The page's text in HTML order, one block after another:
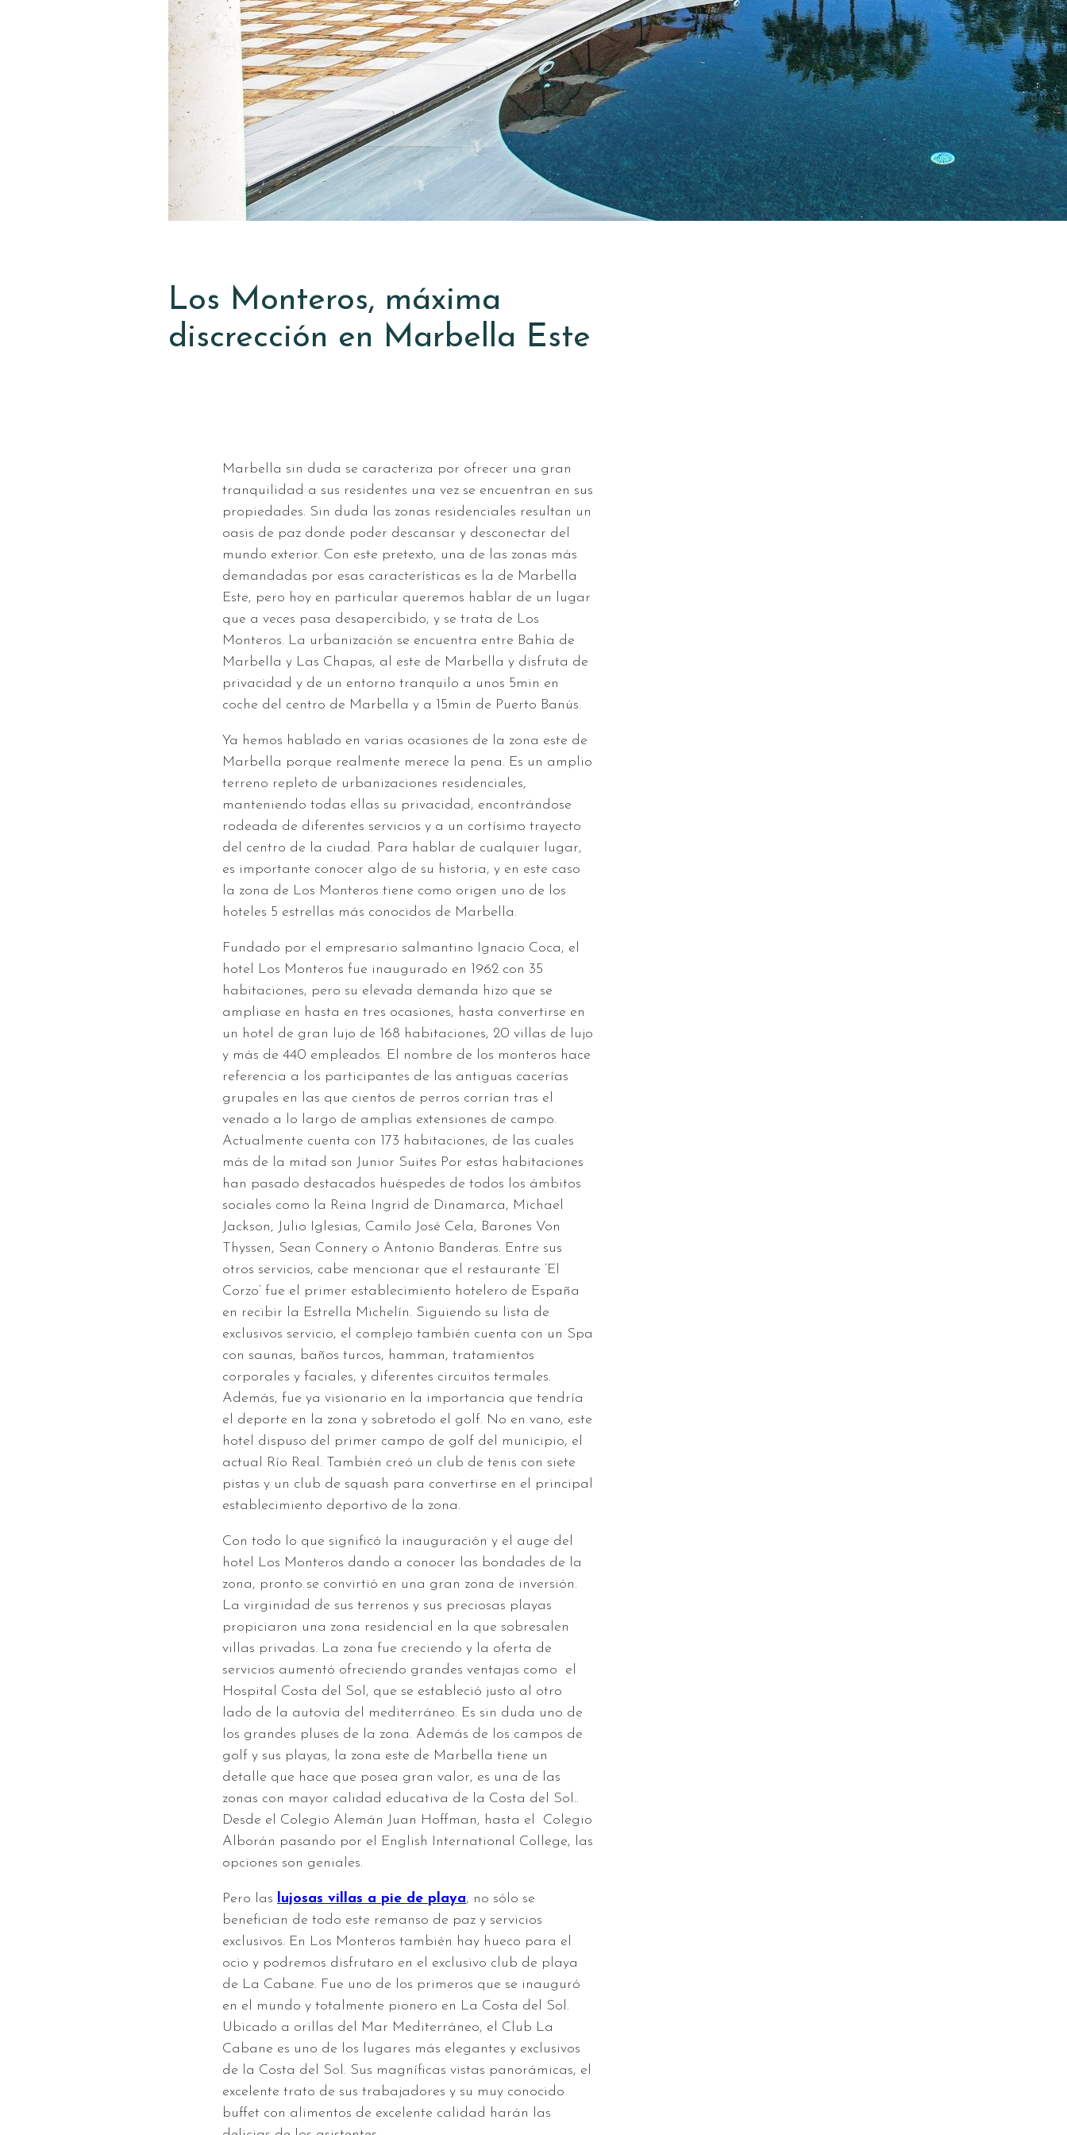
Los Monteros, máxima
discrección en Marbella Este
Marbella sin duda se caracteriza por ofrecer una gran
tranquilidad a sus residentes una vez se encuentran en sus
propiedades. Sin duda las zonas residenciales resultan un
oasis de paz donde poder descansar y desconectar del
mundo exterior. Con este pretexto, una de las zonas más
demandadas por esas características es la de Marbella
Este, pero hoy en particular queremos hablar de un lugar
que a veces pasa desapercibido, y se trata de Los
Monteros. La urbanización se encuentra entre Bahía de
Marbella y Las Chapas, al este de Marbella y disfruta de
privacidad y de un entorno tranquilo a unos 5min en
coche del centro de Marbella y a 15min de Puerto Banús.
Ya hemos hablado en varias ocasiones de la zona este de
Marbella porque realmente merece la pena. Es un amplio
terreno repleto de urbanizaciones residenciales,
manteniendo todas ellas su privacidad, encontrándose
rodeada de diferentes servicios y a un cortísimo trayecto
del centro de la ciudad. Para hablar de cualquier lugar,
es importante conocer algo de su historia, y en este caso
la zona de Los Monteros tiene como origen uno de los
hoteles 5 estrellas más conocidos de Marbella.
Fundado por el empresario salmantino Ignacio Coca, el
hotel Los Monteros fue inaugurado en 1962 con 35
habitaciones, pero su elevada demanda hizo que se
ampliase en hasta en tres ocasiones, hasta convertirse en
un hotel de gran lujo de 168 habitaciones, 20 villas de lujo
y más de 440 empleados. El nombre de los monteros hace
referencia a los participantes de las antiguas cacerías
grupales en las que cientos de perros corrían tras el
venado a lo largo de amplias extensiones de campo.
Actualmente cuenta con 173 habitaciones, de las cuales
más de la mitad son Junior Suites Por estas habitaciones
han pasado destacados huéspedes de todos los ámbitos
sociales como la Reina Ingrid de Dinamarca, Michael
Jackson, Julio Iglesias, Camilo José Cela, Barones Von
Thyssen, Sean Connery o Antonio Banderas. Entre sus
otros servicios, cabe mencionar que el restaurante ‘El
Corzo’ fue el primer establecimiento hotelero de España
en recibir la Estrella Michelín. Siguiendo su lista de
exclusivos servicio, el complejo también cuenta con un Spa
con saunas, baños turcos, hamman, tratamientos
corporales y faciales, y diferentes circuitos termales.
Además, fue ya visionario en la importancia que tendría
el deporte en la zona y sobretodo el golf. No en vano, este
hotel dispuso del primer campo de golf del municipio, el
actual Río Real. También creó un club de tenis con siete
pistas y un club de squash para convertirse en el principal
establecimiento deportivo de la zona.
Con todo lo que significó la inauguración y el auge del
hotel Los Monteros dando a conocer las bondades de la
zona, pronto se convirtió en una gran zona de inversión.
La virginidad de sus terrenos y sus preciosas playas
propiciaron una zona residencial en la que sobresalen
villas privadas. La zona fue creciendo y la oferta de
servicios aumentó ofreciendo grandes ventajas como el
Hospital Costa del Sol, que se estableció justo al otro
lado de la autovía del mediterráneo. Es sin duda uno de
los grandes pluses de la zona. Además de los campos de
golf y sus playas, la zona este de Marbella tiene un
detalle que hace que posea gran valor, es una de las
zonas con mayor calidad educativa de la Costa del Sol..
Desde el Colegio Alemán Juan Hoffman, hasta el Colegio
Alborán pasando por el English International College, las
opciones son geniales.
Pero las lujosas villas a pie de playa, no sólo se
benefician de todo este remanso de paz y servicios
exclusivos. En Los Monteros también hay hueco para el
ocio y podremos disfrutaro en el exclusivo club de playa
de La Cabane. Fue uno de los primeros que se inauguró
en el mundo y totalmente pionero en La Costa del Sol.
Ubicado a orillas del Mar Mediterráneo, el Club La
Cabane es uno de los lugares más elegantes y exclusivos
de la Costa del Sol. Sus magníficas vistas panorámicas, el
excelente trato de sus trabajadores y su muy conocido
buffet con alimentos de excelente calidad harán las